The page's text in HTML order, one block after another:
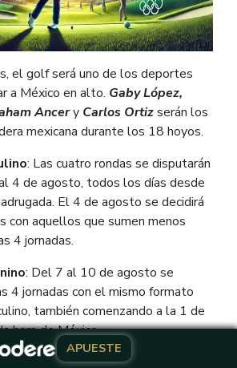
el golf será uno de los deportes
a México en alto. Gaby López,
Ancery Carlos Ortizserán los
mexicana durante los 18 hoyos.
: Las cuatro rondas se disputarán
4 de agosto, todos los días desde
El 4 de agosto se decidirá
con aquellos que sumen menos
4 jornadas.
: Del 7 al 10 de agosto se
4 jornadas con el mismo formato
también comenzando a la 1 de
hora de México.
APUESTE
APUESTE